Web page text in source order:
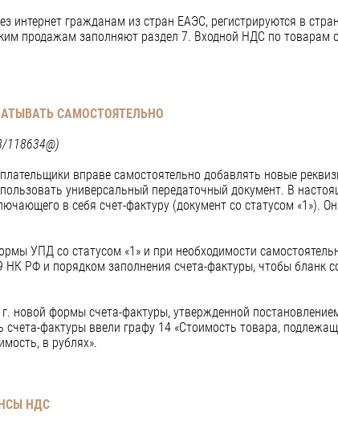
интернет гражданам из стран ЕАЭС, регистрируются в
продажам заполняют раздел 7. Входной НДС по товарам
САМОСТОЯТЕЛЬНО
вправе самостоятельно добавлять новые
универсальный передаточный документ. В
в себя счет-фактуру (документ со статусом «1»).
УПД со статусом «1» и при необходимости
РФ и порядком заполнения счета-фактуры, чтобы бланк
новой формы счета-фактуры, утвержденной
фактуры ввели графу 14 «Стоимость товара,
в рублях».
НДС